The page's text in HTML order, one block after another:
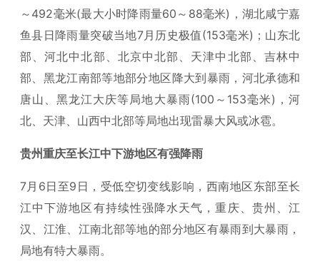
～492毫米(最大小时降雨量60～88毫米)，湖北咸宁嘉
鱼县日降雨量突破当地7月历史极值(153毫米)；山东北
部、河北中北部、北京中北部、天津中北部、吉林中
部、黑龙江南部等地部分地区降大到暴雨，河北承德和
唐山、黑龙江大庆等局地大暴雨(100～153毫米)，河
北、天津、山西中北部等局地出现雷暴大风或冰雹。
贵州重庆至长江中下游地区有强降雨
7月6日至9日，受低空切变线影响，西南地区东部至长
江中下游地区有持续性强降水天气，重庆、贵州、江
汉、江淮、江南北部等地的部分地区有暴雨到大暴雨，
局地有特大暴雨。